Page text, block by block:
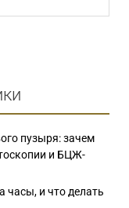
пузыря: зачем
и БЦЖ-
часы, и что делать